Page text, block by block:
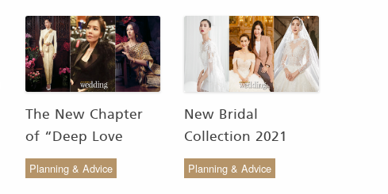
The New Chapter
of “Deep Love
Wedding Studio” :
รังสรรค์ผ้าทอของไทยให้
Planning & Advice
New Bridal
Collection 2021
from COCO CHIC
สวย เรียบง่าย สไตล์มินิ
Planning & Advice